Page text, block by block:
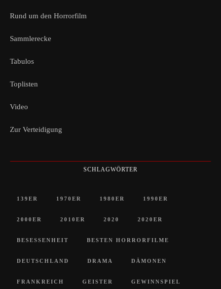
Rund um den Horrorfilm
Sammlerecke
Tabulos
Toplisten
Video
Zur Verteidigung
SCHLAGWÖRTER
139ER 1970ER 1980ER 1990ER
2000ER 2010ER 2020 2020ER
BESESSENHEIT BESTEN HORRORFILME
DEUTSCHLAND DRAMA DÄMONEN
FRANKREICH GEISTER GEWINNSPIEL